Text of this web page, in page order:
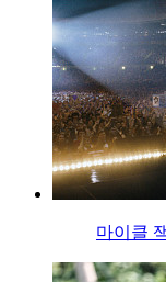
마이클